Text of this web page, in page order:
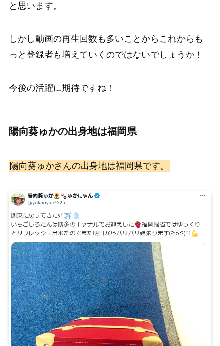
と思います。
しかし動画の再生回数も多いことからこれからも
っと登録者も増えていくのではないでしょうか！
今後の活躍に期待ですね！
陽向葵ゅかの出身地は福岡県
陽向葵ゅかさんの出身地は福岡県です。